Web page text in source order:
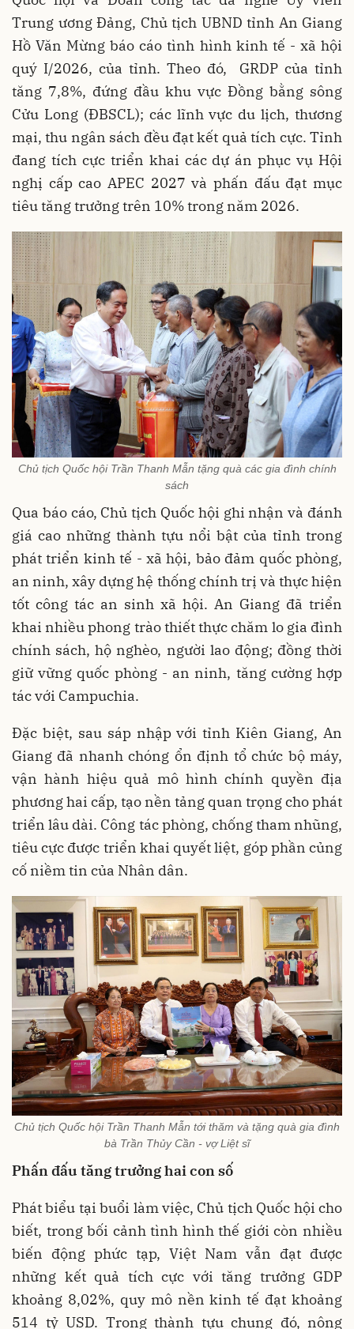
Trung ương Đảng, Chủ tịch UBND tỉnh An Giang
Hồ Văn Mừng báo cáo tình hình kinh tế - xã hội
quý I/2026, của tỉnh. Theo đó, GRDP của tỉnh
tăng 7,8%, đứng đầu khu vực Đồng bằng sông
Cửu Long (ĐBSCL); các lĩnh vực du lịch, thương
mại, thu ngân sách đều đạt kết quả tích cực. Tỉnh
đang tích cực triển khai các dự án phục vụ Hội
nghị cấp cao APEC 2027 và phấn đấu đạt mục
tiêu tăng trưởng trên 10% trong năm 2026.
Chủ tịch Quốc hội Trần Thanh Mẫn tặng quà các gia đình chính
sách
Qua báo cáo, Chủ tịch Quốc hội ghi nhận và đánh
giá cao những thành tựu nổi bật của tỉnh trong
phát triển kinh tế - xã hội, bảo đảm quốc phòng,
an ninh, xây dựng hệ thống chính trị và thực hiện
tốt công tác an sinh xã hội. An Giang đã triển
khai nhiều phong trào thiết thực chăm lo gia đình
chính sách, hộ nghèo, người lao động; đồng thời
giữ vững quốc phòng - an ninh, tăng cường hợp
tác với Campuchia.
Đặc biệt, sau sáp nhập với tỉnh Kiên Giang, An
Giang đã nhanh chóng ổn định tổ chức bộ máy,
vận hành hiệu quả mô hình chính quyền địa
phương hai cấp, tạo nền tảng quan trọng cho phát
triển lâu dài. Công tác phòng, chống tham nhũng,
tiêu cực được triển khai quyết liệt, góp phần củng
cố niềm tin của Nhân dân.
Chủ tịch Quốc hội Trần Thanh Mẫn tới thăm và tặng quà gia đình
bà Trần Thủy Cần - vợ Liệt sĩ
Phấn đấu tăng trưởng hai con số
Phát biểu tại buổi làm việc, Chủ tịch Quốc hội cho
biết, trong bối cảnh tình hình thế giới còn nhiều
biến động phức tạp, Việt Nam vẫn đạt được
những kết quả tích cực với tăng trưởng GDP
khoảng 8,02%, quy mô nền kinh tế đạt khoảng
514 tỷ USD. Trong thành tựu chung đó, nông